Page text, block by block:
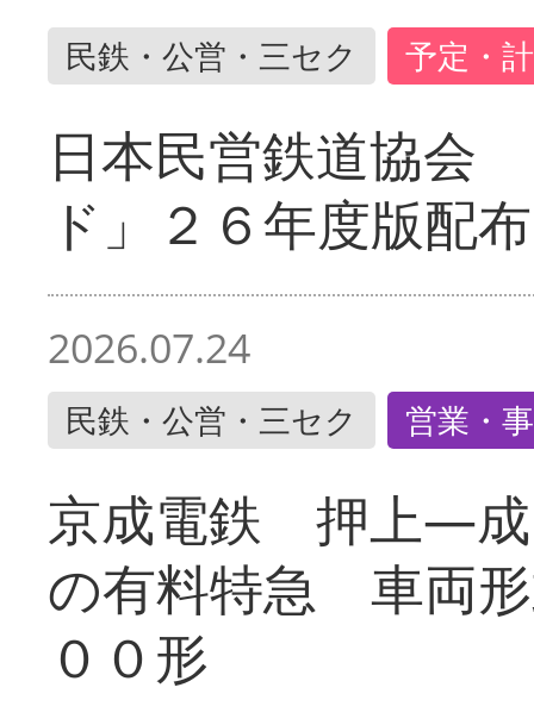
民鉄・公営・三セク 予定・
日本民営鉄道協会
ド」２６年度版配布
2026.07.24
民鉄・公営・三セク 営業・
京成電鉄 押上―成
の有料特急 車両
００形